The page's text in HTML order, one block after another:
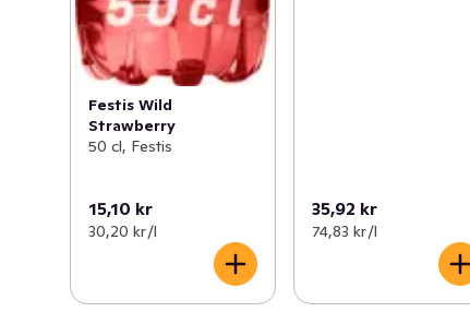
Festis Wild
Strawberry
50 cl, Festis
15,10 kr
30,20 kr /l
35,92 kr
74,83 kr /l